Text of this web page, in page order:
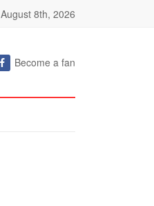
August 8th, 2026
Become a fan